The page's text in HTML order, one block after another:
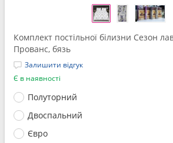
Комплект постільної білизни Сезон
Прованс, бязь
Залишити відгук
Є в наявності
Полуторний
Двоспальний
Євро